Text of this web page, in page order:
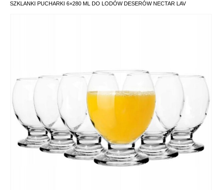
SZKLANKI PUCHARKI 6×280 ML DO LODÓW DESERÓW NECTAR LAV